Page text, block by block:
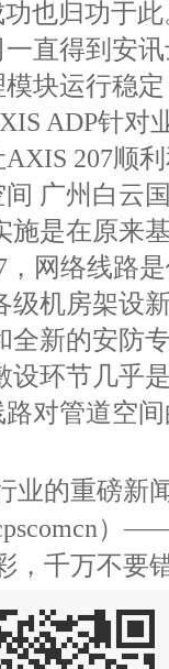
也归功于
直得到安
块运行稳
ADP针对
207顺
广州白云
施是在原来
网络线路
级机房架设
全新的安防
设环节几乎
对管道空
业的重磅新
）
，千万不要